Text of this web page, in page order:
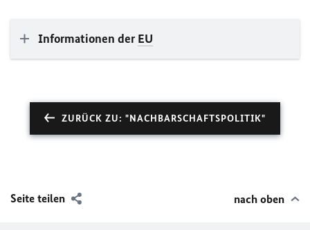
Informationen derEU
ZURÜCK ZU: "NACHBARSCHAFTSPOLITIK"
Seite teilen nach oben